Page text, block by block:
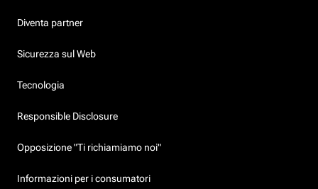
Diventa partner
Sicurezza sul Web
Tecnologia
Responsible Disclosure
Opposizione "Ti richiamiamo noi"
Informazioni per i consumatori